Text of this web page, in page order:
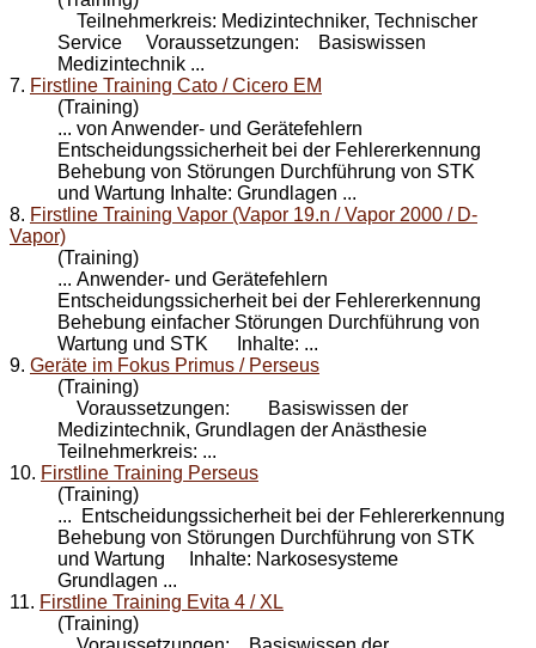
Teilnehmerkreis: Medizintechniker, Technischer
Service Voraussetzungen: Basiswissen
Medizintechnik ...
7. Firstline Training Cato / Cicero EM
(Training)
... von Anwender- und Gerätefehlern
Entscheidungssicherheit bei der Fehlererkennung
Behebung von Störungen Durchführung von STK
und Wartung Inhalte: Grundlagen ...
8. Firstline Training Vapor (Vapor 19.n / Vapor 2000 / D-
Vapor)
(Training)
... Anwender- und Gerätefehlern
Entscheidungssicherheit bei der Fehlererkennung
Behebung einfacher Störungen Durchführung von
Wartung und STK Inhalte: ...
9. Geräte im Fokus Primus / Perseus
(Training)
Voraussetzungen: Basiswissen der
Medizintechnik, Grundlagen der Anästhesie
Teilnehmerkreis: ...
10. Firstline Training Perseus
(Training)
... Entscheidungssicherheit bei der Fehlererkennung
Behebung von Störungen Durchführung von STK
und Wartung
Inhalte: Narkosesysteme
Grundlagen ...
11. Firstline Training Evita 4 / XL
(Training)